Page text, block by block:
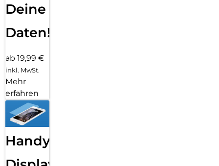
Deine
Daten!
ab 19,99 €
inkl. MwSt.
Mehr
erfahren
Handy